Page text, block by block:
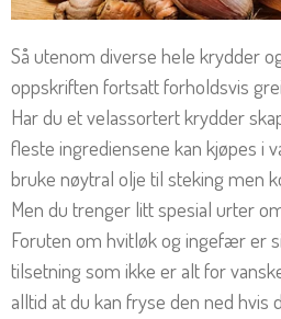
Så utenom diverse hele krydder
oppskriften fortsatt forholdsvis
Har du et velassortert krydder
fleste ingrediensene kan kjøpes i
bruke nøytral olje til steking men
Men du trenger litt spesial urter
Foruten om hvitløk og ingefær er
tilsetning som ikke er alt for
alltid at du kan fryse den ned hvis